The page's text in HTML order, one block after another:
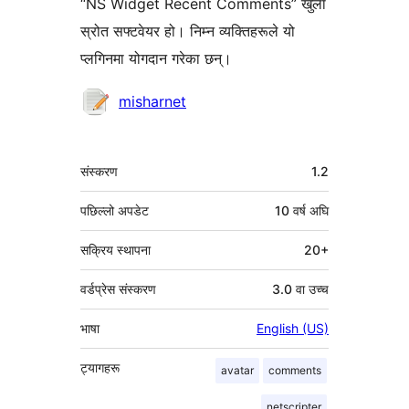
“NS Widget Recent Comments” खुला
स्रोत सफ्टवेयर हो। निम्न व्यक्तिहरूले यो
प्लगिनमा योगदान गरेका छन्।
योगदानकर्ताहरू
misharnet
मेटा
संस्करण 1.2
पछिल्लो अपडेट 10 वर्ष अघि
सक्रिय स्थापना 20+
वर्डप्रेस संस्करण 3.0 वा उच्च
भाषा English (US)
ट्यागहरू avatar comments